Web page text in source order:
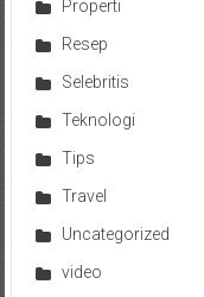
Properti
Resep
Selebritis
Teknologi
Tips
Travel
Uncategorized
video